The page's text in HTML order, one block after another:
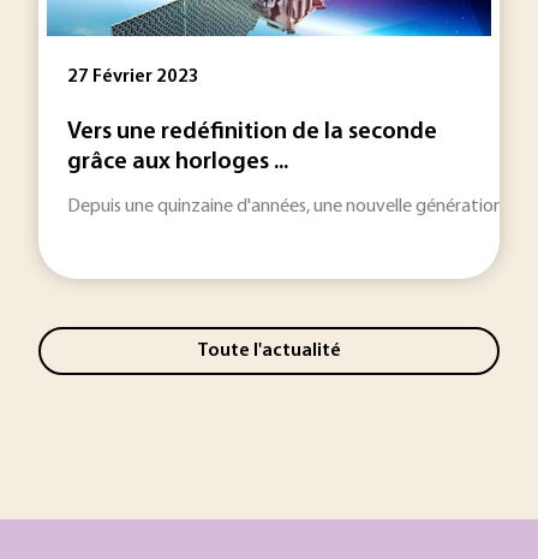
27 Février 2023
Vers une redéfinition de la seconde
grâce aux horloges ...
Depuis une quinzaine d'années, une nouvelle génération
Toute l'actualité